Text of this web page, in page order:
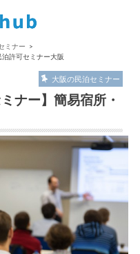
ミナー
許可セミナー大阪
大阪の民泊セミナー
ナー】簡易宿所・